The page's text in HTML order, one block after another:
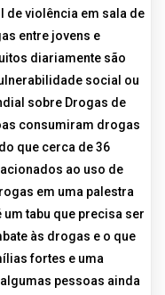
de violência em sala de
entre jovens e
diariamente são
social ou
sobre Drogas de
consumiram drogas
que cerca de 36
ao uso de
em uma palestra
tabu que precisa ser
às drogas e o que
fortes e uma
pessoas ainda